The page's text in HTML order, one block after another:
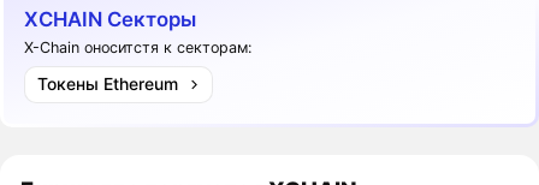
XCHAIN Секторы
X-Chain оноситстя к секторам:
Токены Ethereum